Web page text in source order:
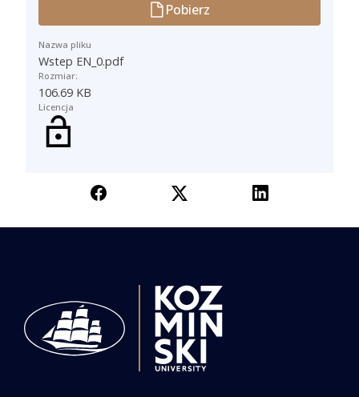
Pobierz
Nazwa pliku
Wstep EN_0.pdf
Rozmiar:
106.69 KB
Licencja